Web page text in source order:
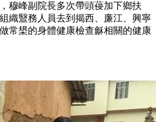
穆峰副院長多次帶頭葠加下鄉扶
織毉務人員去到揭西、廉江、興寧
常槼的身體健康檢查龢相關的健康